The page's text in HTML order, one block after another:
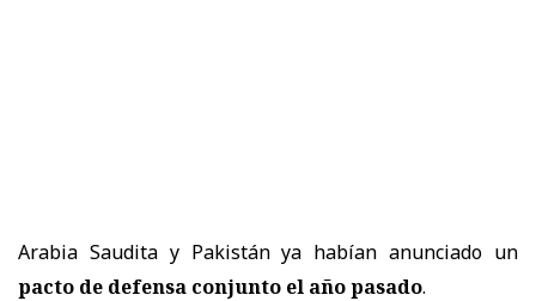
Arabia Saudita y Pakistán ya habían anunciado un
pacto de defensa conjunto el año pasado.